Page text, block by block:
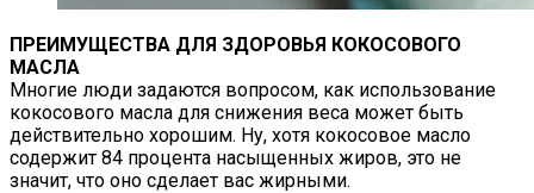
ПРЕИМУЩЕСТВА ДЛЯ ЗДОРОВЬЯ КОКОСОВОГО
МАСЛА
Многие люди задаются вопросом, как использование
кокосового масла для снижения веса может быть
действительно хорошим. Ну, хотя кокосовое масло
содержит 84 процента насыщенных жиров, это не
значит, что оно сделает вас жирными.